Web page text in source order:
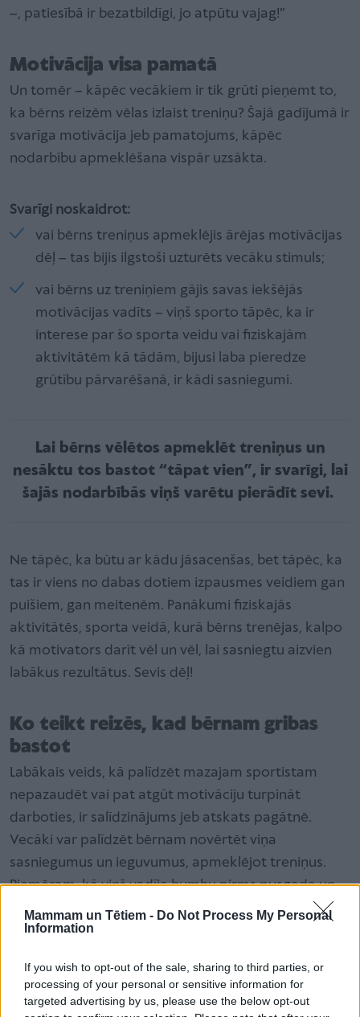
Mammam un Tētiem - Do Not Process My Personal
Information
If you wish to opt-out of the sale, sharing to third parties, or
processing of your personal or sensitive information for
targeted advertising by us, please use the below opt-out
–, patiesībā ir bezatbildīgi, jo atpūtu vajag!”
Motivācija visa pamatā
Un tomēr – kāpēc vecākiem ir tik grūti pieņemt to,
ka bērns reizēm vēlas izlaist treniņu? Šajā gadījumā ir
svarīga motivācija jeb pamatojums, kāpēc
nodarbību apmeklēšana vispār uzsākta.
Svarīgi noskaidrot:
vai bērns treniņus apmeklējis ārējas motivācijas
dēļ – tas bijis ilgstoši uzturēts vecāku stimuls;
vai bērns uz treniņiem gājis savas iekšējās
motivācijas vadīts – viņš sporto tāpēc, ka ir
interese par šo sporta veidu vai fiziskajām
aktivitātēm kā tādām, bijusi laba pieredze
grūtību pārvarēšanā, ir kādi sasniegumi.
Lai bērns vēlētos apmeklēt treniņus un
nesāktu tos bastot “tāpat vien”, ir svarīgi, lai
šajās nodarbībās viņš varētu pierādīt sevi.
Ne tāpēc, ka būtu ar kādu jāsacenšas, bet tāpēc, ka
tas ir viens no dabas dotiem izpausmes veidiem gan
puišiem, gan meitenēm. Panākumi fiziskajās
aktivitātēs, sporta veidā, kurā bērns trenējas, kalpo
kā motivators darīt vēl un vēl, lai sasniegtu aizvien
labākus rezultātus. Sevis dēļ!
Ko teikt reizēs, kad bērnam gribas
bastot
Labākais veids, kā palīdzēt mazajam sportistam
nepazaudēt vai pat atgūt motivāciju turpināt
darboties, ir salīdzinājums jeb atskats pagātnē.
Vecāki var palīdzēt bērnam novērtēt viņa
sasniegumus un ieguvumus, apmeklējot treniņus.
Piemēram, kā viņš vadīja bumbu pirms pusgada un
cik veikli to dara tagad. Vēl var salīdzināt izturību,
noskrietoattālumu un tamlīdzīgi.